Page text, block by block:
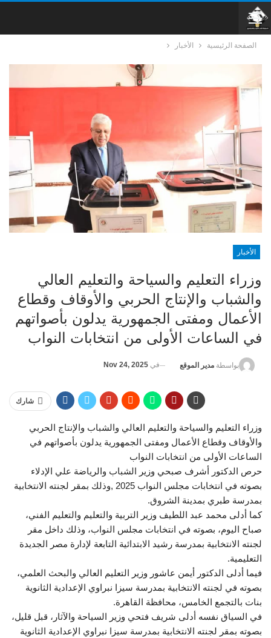
الصفحة الرئيسية الأخبار
الأخبار
وزراء التعليم والسياحة والتعليم العالي
والشباب والإنتاج الحربي والأوقاف وقطاع
الأعمال ومفتى الجمهورية يدلون بأصواتهم
في الساعات الأولى من انتخابات النواب
بواسطة مدير الموقع في Nov 24, 2025
شارك
وزراء التعليم والسياحة والتعليم العالي والشباب والإنتاج الحربي
والأوقاف وقطاع الأعمال ومفتى الجمهورية يدلون بأصواتهم في
الساعات الأولى من انتخابات النواب
حرص الدكتور أشرف صبحي وزير الشباب والرياضة علي الإدلاء
بصوته في انتخابات مجلس النواب 2025 ,وذلك بمقر لجنته الانتخابية
بمدرسة طبري بمدينة الشروق.
كما أدلى محمد عبد اللطيف وزير التربية والتعليم والتعليم الفني،
صباح اليوم، بصوته في انتخابات مجلس النواب، وذلك داخل مقر
لجنته الانتخابية بمدرسة رشيد الابتدائية التابعة لإدارة مصر الجديدة
التعليمية.
فيما أدلى الدكتور أيمن عاشور وزير التعليم العالي والبحث العلمي،
بصوته في لجنته الانتخابية بمدرسة سيزا نبراوي الإعدادية الثانوية
بنات بالتجمع الخامس، محافظة القاهرة.
في السياق نفسه أدلى شريف فتحي وزير السياحة والآثار، قبل قليل،
بصوته بمقر لجنته الانتخابية بمدرسة سيزا نبراوي الإعدادية الثانوية